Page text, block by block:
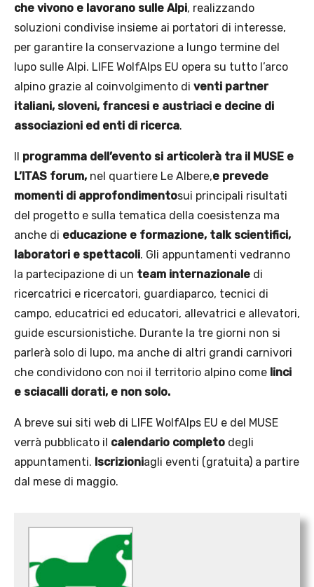
che vivono e lavorano sulle Alpi, realizzando
soluzioni condivise insieme ai portatori di interesse,
per garantire la conservazione a lungo termine del
lupo sulle Alpi. LIFE WolfAlps EU opera su tutto l’arco
alpino grazie al coinvolgimento di venti partner
italiani, sloveni, francesi e austriaci e decine di
associazioni ed enti di ricerca.
Il programma dell’evento si articolerà tra il MUSE e
L’ITAS forum, nel quartiere Le Albere,e prevede
momenti di approfondimentosui principali risultati
del progetto e sulla tematica della coesistenza ma
anche di educazione e formazione, talk scientifici,
laboratori e spettacoli. Gli appuntamenti vedranno
la partecipazione di un team internazionale di
ricercatrici e ricercatori, guardiaparco, tecnici di
campo, educatrici ed educatori, allevatrici e allevatori,
guide escursionistiche. Durante la tre giorni non si
parlerà solo di lupo, ma anche di altri grandi carnivori
che condividono con noi il territorio alpino come linci
e sciacalli dorati, e non solo.
A breve sui siti web di LIFE WolfAlps EU e del MUSE
verrà pubblicato il calendario completo degli
appuntamenti. Iscrizioniagli eventi (gratuita) a partire
dal mese di maggio.